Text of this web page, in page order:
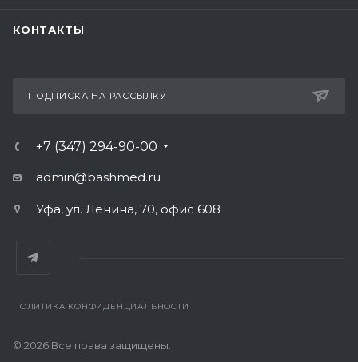
КОНТАКТЫ
ПОДПИСКА НА РАССЫЛКУ
+7 (347) 294-90-00
admin@bashmed.ru
Уфа, ул. Ленина, 70, офис 608
ПОЛИТИКА КОНФИДЕНЦИАЛЬНОСТИ
© 2026 Все права защищены.